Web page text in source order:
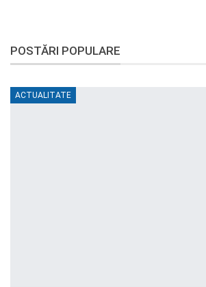
POSTĂRI POPULARE
ACTUALITATE